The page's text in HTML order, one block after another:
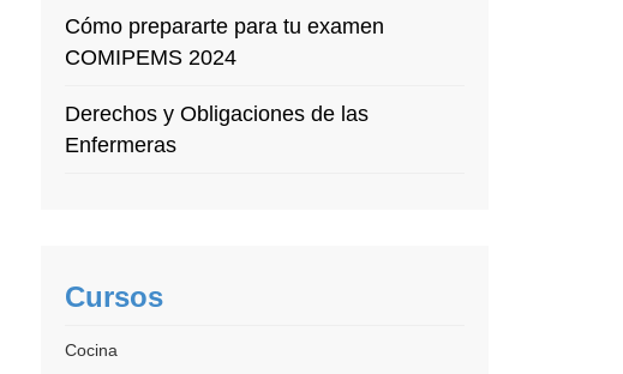
Cómo prepararte para tu examen
COMIPEMS 2024
Derechos y Obligaciones de las
Enfermeras
Cursos
Cocina